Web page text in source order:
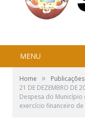
MENU
Home »
21 DE DEZEMBRO DE
Despesa do Município
exercício financeiro de